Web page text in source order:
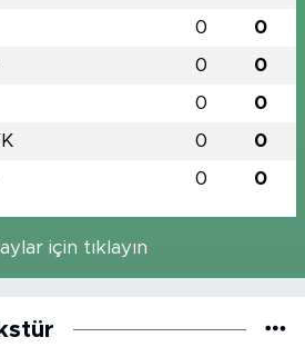
0 0
0 0
0 0
0 0
0 0
için tıklayın